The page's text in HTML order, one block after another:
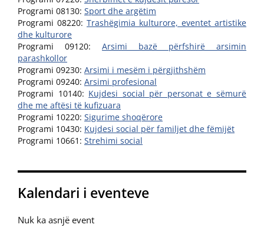
Programi 08130: Sport dhe argëtim
Programi 08220: Trashëgimia kulturore, eventet artistike
dhe kulturore
Programi 09120: Arsimi bazë përfshirë arsimin
parashkollor
Programi 09230: Arsimi i mesëm i përgjithshëm
Programi 09240: Arsimi profesional
Programi 10140: Kujdesi social për personat e sëmurë
dhe me aftësi të kufizuara
Programi 10220: Sigurime shoqërore
Programi 10430: Kujdesi social për familjet dhe fëmijët
Programi 10661: Strehimi social
Kalendari i eventeve
Nuk ka asnjë event